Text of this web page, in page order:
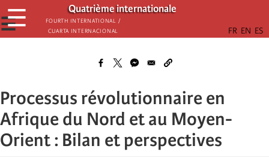
Skip
to
main
Quatrième internationale
Fourth International /
Cuarta Internacional
☰
☰
Processus révolutionnaire en
Afrique du Nord et au Moyen-
Orient : Bilan et perspectives